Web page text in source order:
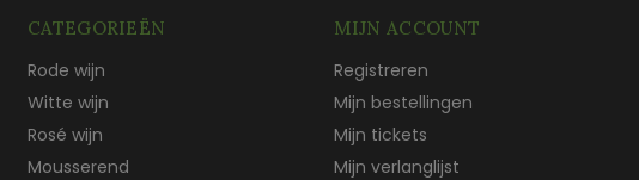
CATEGORIEËN
Rode wijn
Witte wijn
Rosé wijn
Mousserend
MIJN ACCOUNT
Registreren
Mijn bestellingen
Mijn tickets
Mijn verlanglijst